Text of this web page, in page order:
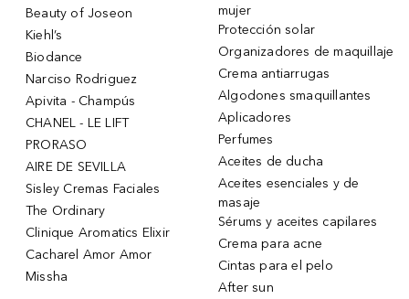
Beauty of Joseon
Kiehl’s
Biodance
Narciso Rodriguez
Apivita - Champús
CHANEL - LE LIFT
PRORASO
AIRE DE SEVILLA
Sisley Cremas Faciales
The Ordinary
Clinique Aromatics Elixir
Cacharel Amor Amor
Missha
mujer
Protección solar
Organizadores de maquillaje
Crema antiarrugas
Algodones smaquillantes
Aplicadores
Perfumes
Aceites de ducha
Aceites esenciales y de
masaje
Sérums y aceites capilares
Crema para acne
Cintas para el pelo
After sun